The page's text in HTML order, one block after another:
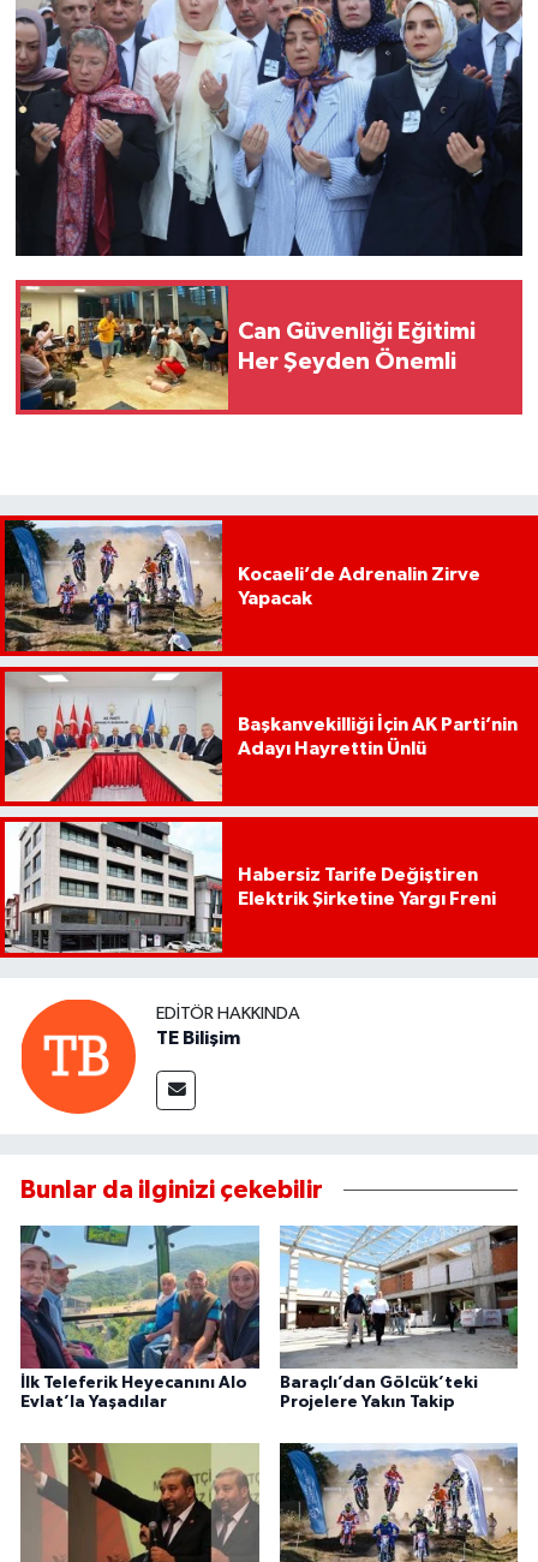
Can Güvenliği Eğitimi
Her Şeyden Önemli
Kocaeli’de Adrenalin Zirve
Yapacak
Başkanvekilliği İçin AK Parti’nin
Adayı Hayrettin Ünlü
Habersiz Tarife Değiştiren
Elektrik Şirketine Yargı Freni
EDITÖR HAKKINDA
TE Bilişim
Bunlar da ilginizi çekebilir
İlk Teleferik Heyecanını Alo
Evlat’la Yaşadılar
Baraçlı’dan Gölcük’teki
Projelere Yakın Takip